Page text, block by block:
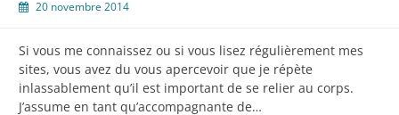
20 novembre 2014
Si vous me connaissez ou si vous lisez régulièrement mes
sites, vous avez du vous apercevoir que je répète
inlassablement qu’il est important de se relier au corps.
J’assume en tant qu’accompagnante de…